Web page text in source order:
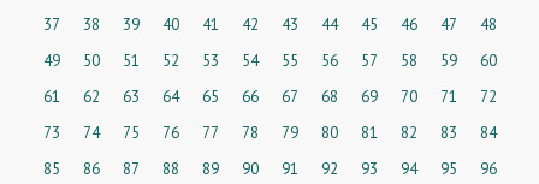
37
38 39 40 41 42 43 44 45 46 47
48
49
50 51 52 53 54 55 56 57 58 59
60
61
62 63 64 65 66 67 68 69 70 71
72
73
74 75 76 77 78 79 80 81 82 83
84
85
86 87 88 89 90 91 92 93 94 95
96